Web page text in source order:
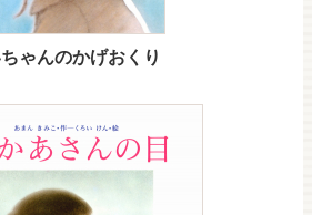
ゃんのかげおくり